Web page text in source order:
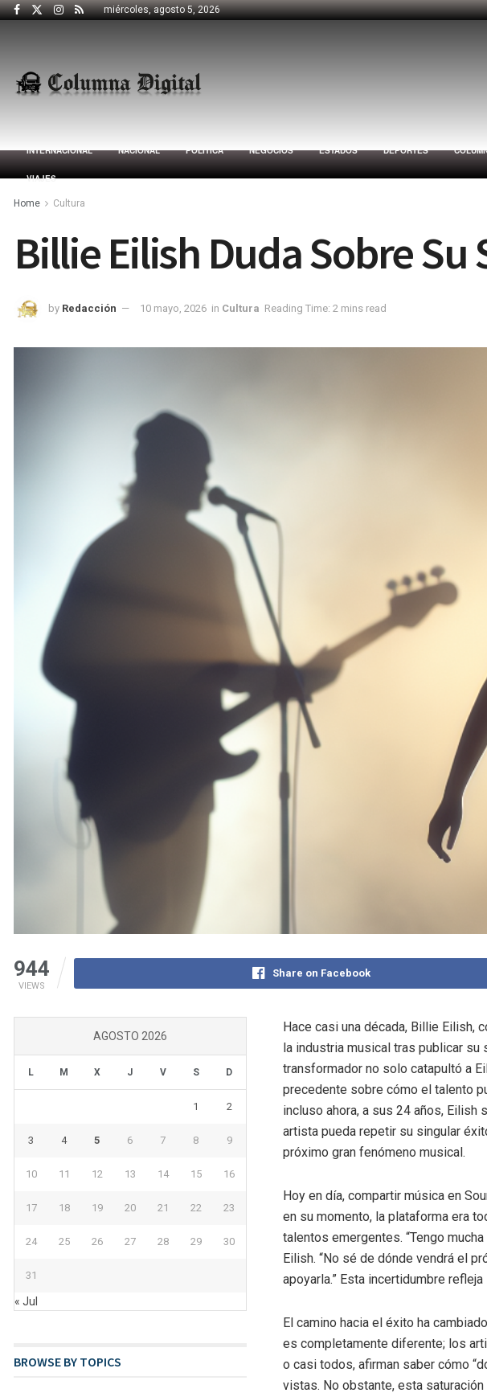
miércoles, agosto 5, 2026
INTERNACIONAL NACIONAL POLÍTICA NEGOCIOS ESTADOS DEPORTES
VIAJES
Home Cultura
Billie Eilish Duda Sobre Su
by Redacción 10 mayo, 2026 in Cultura Reading Time: 2 mins read
944
VIEWS
Share on Facebook
Hace casi una década, Billie Eilish,
la industria musical tras publicar su
transformador no solo catapultó a
precedente sobre cómo el talento
incluso ahora, a sus 24 años,
artista pueda repetir su singular
próximo gran fenómeno musical.
Hoy en día, compartir música en
en su momento, la plataforma era
talentos emergentes. “Tengo
Eilish. “No sé de dónde vendrá el
apoyarla.” Esta incertidumbre
El camino hacia el éxito ha
es completamente diferente; los
o casi todos, afirman saber cómo
vistas. No obstante, esta
AGOSTO 2026
L M X J V S D
1 2
3 4 5 6 7 8 9
10 11 12 13 14 15 16
17 18 19 20 21 22 23
24 25 26 27 28 29 30
31
« Jul
BROWSE BY TOPICS